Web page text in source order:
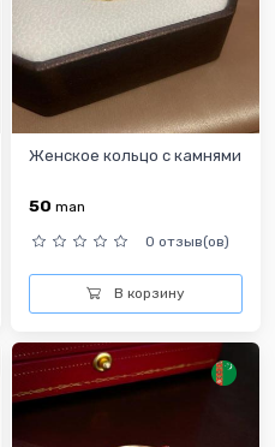
Женское кольцо с камнями
50 man
0 отзыв(ов)
В корзину